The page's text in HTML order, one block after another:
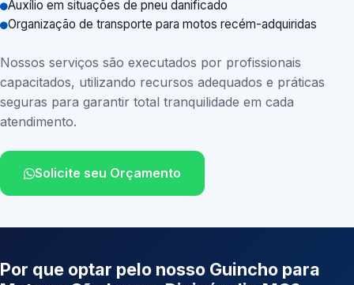
Auxílio em situações de pneu danificado
Organização de transporte para motos recém-adquiridas
Nossos serviços são executados por profissionais
capacitados, utilizando recursos adequados e práticas
seguras para garantir total tranquilidade em cada
atendimento.
Solicite seu Orçamento
Por que optar pelo nosso Guincho para